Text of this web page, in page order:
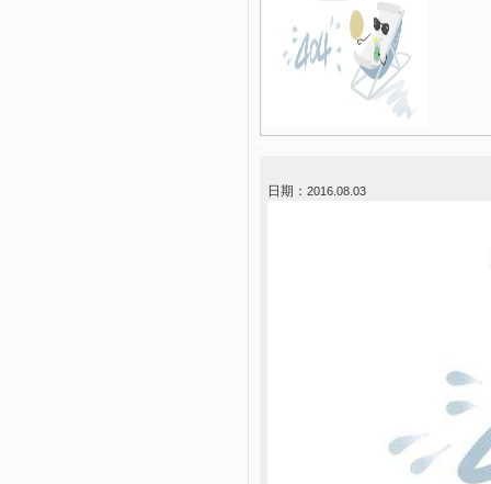
日期： 2016.08.03